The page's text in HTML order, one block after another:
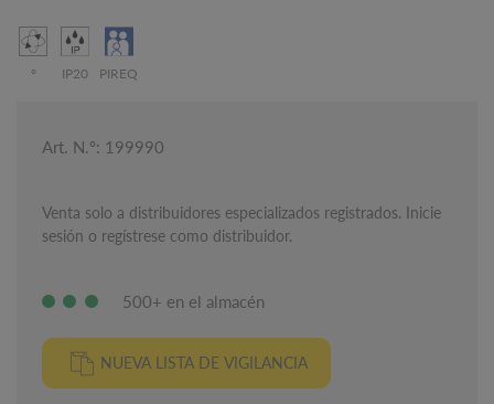
° IP20 PIREQ
Art. N.º: 199990
Venta solo a distribuidores especializados registrados. Inicie
sesión o regístrese como distribuidor.
500+ en el almacén
NUEVA LISTA DE VIGILANCIA